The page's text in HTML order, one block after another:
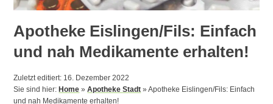
Apotheke Eislingen/Fils: Einfach
und nah Medikamente erhalten!
Zuletzt editiert: 16. Dezember 2022
Sie sind hier:Home »Apotheke Stadt »Apotheke Eislingen/Fils: Einfach
und nah Medikamente erhalten!